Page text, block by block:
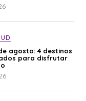
agosto: 4 destinos
para disfrutar